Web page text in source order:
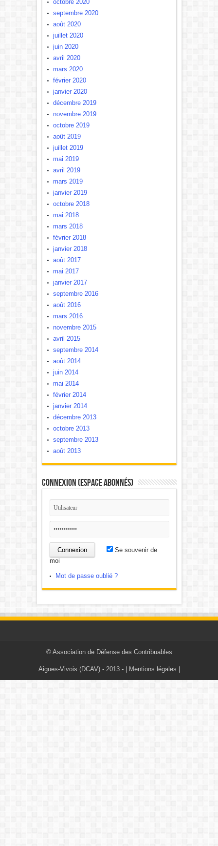
octobre 2020
septembre 2020
août 2020
juillet 2020
juin 2020
avril 2020
mars 2020
février 2020
janvier 2020
décembre 2019
novembre 2019
octobre 2019
août 2019
juillet 2019
mai 2019
avril 2019
mars 2019
janvier 2019
octobre 2018
mai 2018
mars 2018
février 2018
janvier 2018
août 2017
mai 2017
janvier 2017
septembre 2016
août 2016
mars 2016
novembre 2015
avril 2015
septembre 2014
août 2014
juin 2014
mai 2014
février 2014
janvier 2014
décembre 2013
octobre 2013
septembre 2013
août 2013
Connexion (Espace Abonnés)
Se souvenir de
moi
Mot de passe oublié ?
© Association de Défense des Contribuables
Aigues-Vivois (DCAV)- 2013 - | Mentions légales